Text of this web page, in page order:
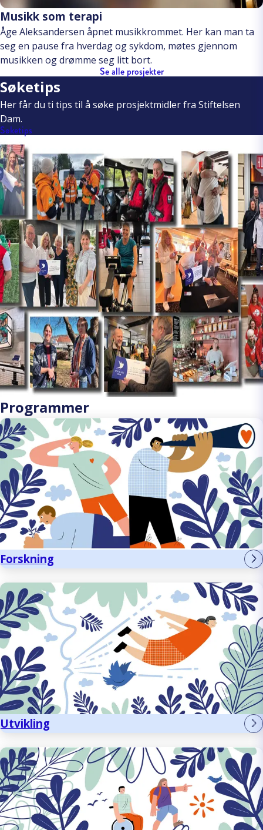
Musikk som terapi
Åge Aleksandersen åpnet musikkrommet. Her kan man ta
seg en pause fra hverdag og sykdom, møtes gjennom
musikken og drømme seg litt bort.
Se alle prosjekter
Søketips
Her får du ti tips til å søke prosjektmidler fra Stiftelsen
Dam.
Søketips
Programmer
Forskning
Utvikling